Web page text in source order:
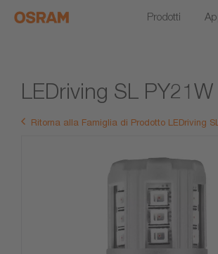
Prodotti
LEDriving SL PY21W
Ritorna alla Famiglia di Prodotto LEDriving